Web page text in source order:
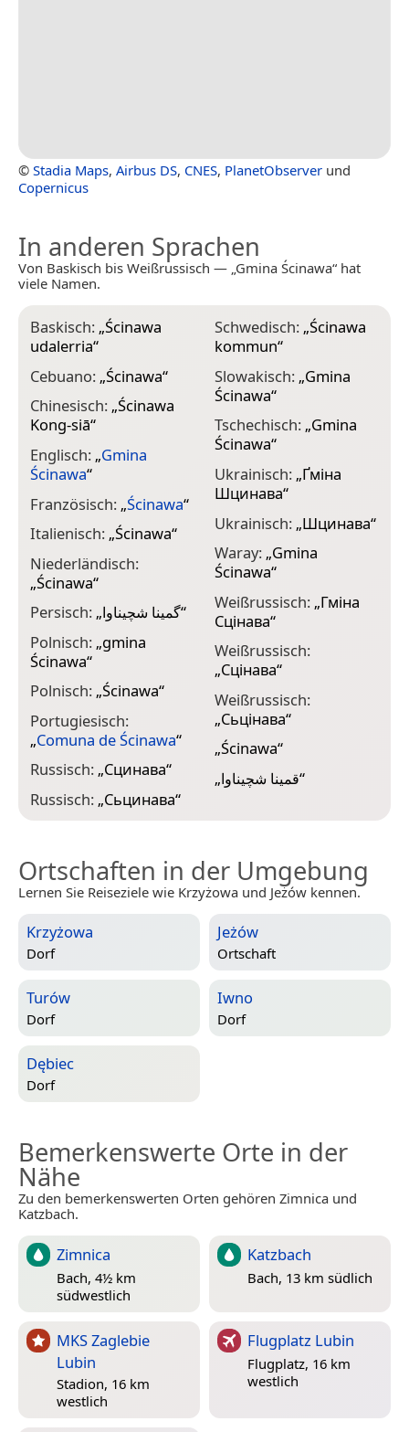
© Stadia Maps, Airbus DS, CNES, PlanetObserver und
Copernicus
In anderen Sprachen
Von Baskisch bis Weißrussisch — „Gmina Ścinawa“ hat
viele Namen.
Baskisch: „Ścinawa
udalerria“
Cebuano: „Ścinawa“
Chinesisch: „Ścinawa
Kong-siā“
Englisch: „Gmina
Ścinawa“
Französisch: „Ścinawa“
Italienisch: „Ścinawa“
Niederländisch:
„Ścinawa“
Persisch: „گمینا شچیناوا“
Polnisch: „gmina
Ścinawa“
Polnisch: „Ścinawa“
Portugiesisch:
„Comuna de Ścinawa“
Russisch: „Сцинава“
Russisch: „Сьцинава“
Schwedisch: „Ścinawa
kommun“
Slowakisch: „Gmina
Ścinawa“
Tschechisch: „Gmina
Ścinawa“
Ukrainisch: „Ґміна
Шцинава“
Ukrainisch: „Шцинава“
Waray: „Gmina
Ścinawa“
Weißrussisch: „Гміна
Сцінава“
Weißrussisch:
„Сцінава“
Weißrussisch:
„Сьцінава“
„Ścinawa“
„قمینا شچیناوا“
Ortschaften in der Umgebung
Lernen Sie Reiseziele wie Krzyżowa und Jeżów kennen.
Krzyżowa
Dorf
Jeżów
Ortschaft
Turów
Dorf
Iwno
Dorf
Dębiec
Dorf
Bemerkenswerte Orte in der
Nähe
Zu den bemerkenswerten Orten gehören Zimnica und
Katzbach.
Zimnica
Bach, 4½ km
südwestlich
Katzbach
Bach, 13 km südlich
MKS Zaglebie
Lubin
Stadion, 16 km
westlich
Flugplatz Lubin
Flugplatz, 16 km
westlich